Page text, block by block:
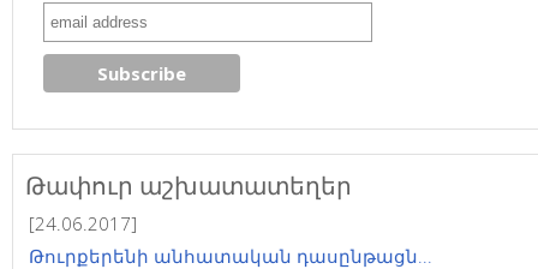
Թափուր աշխատատեղեր
[24.06.2017]
Թուրքերենի անհատական դասընթացն...